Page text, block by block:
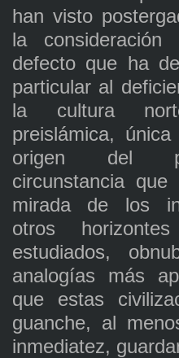
han visto
la
defecto que ha
particular al
la cultura
preislámica,
origen del
circunstancia
mirada de los
otros
estudiados,
analogías más
que estas
guanche, al
inmediatez,